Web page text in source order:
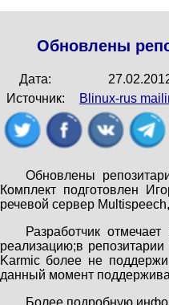
Обновлены
Дата:
Источник:
Blinux-rus
Обновлены
Комплект подготовлен
речевой сервер
Разработчик
реализацию;в
Karmic более не
данный момент
Более подробную